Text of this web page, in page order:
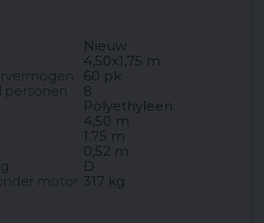
Nieuw
4,50x1,75 m
60 pk
personen
8
Polyethyleen
4,50 m
1.75 m
0,52 m
D
motor 317 kg